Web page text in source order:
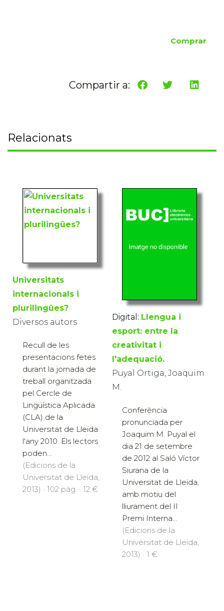
Comprar
Compartir a:
Relacionats
Universitats
internacionals i
plurilingües?
Diversos autors
Recull de les
presentacions fetes
durant la jornada de
treball organitzada
pel Cercle de
Lingüística Aplicada
(CLA) de la
Universitat de Lleida
l'any 2010. Els lectors
poden...
(Edicions de la
Universitat de Lleida,
2013) · 102 pàg. · 12 €
Digital: Llengua i
esport: entre la
creativitat i
l'adequació.
Puyal Ortiga, Joaquim
M.
Conferència
pronunciada per
Joaquim M. Puyal el
dia 21 de setembre
de 2012 al Saló Víctor
Siurana de la
Universitat de Lleida,
amb motiu del
lliurament del II
Premi Interna...
(Edicions de la
Universitat de Lleida,
2013) · 1 €